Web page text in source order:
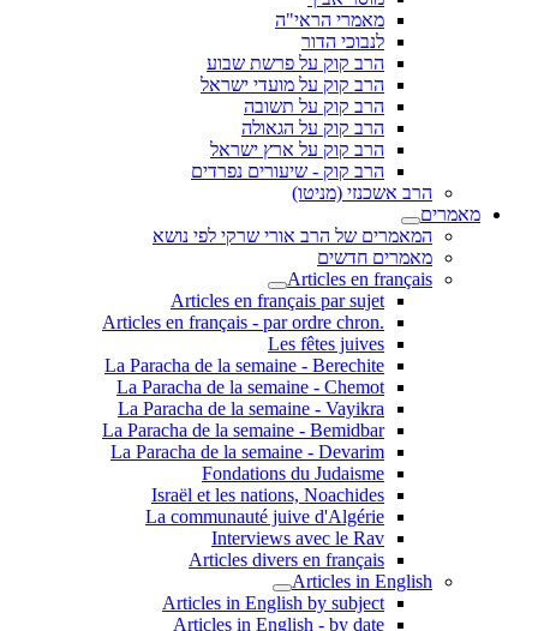
מאמרי הראי"ה
לנבוכי הדור
הרב קוק על פרשת שבוע
הרב קוק על מועדי ישראל
הרב קוק על תשובה
הרב קוק על הגאולה
הרב קוק על ארץ ישראל
הרב קוק - שיעורים נפרדים
הרב אשכנזי (מניטו)
מאמרים
המאמרים של הרב אורי שרקי לפי נושא
מאמרים חדשים
Articles en français
Articles en français par sujet
.Articles en français - par ordre chron
Les fêtes juives
La Paracha de la semaine - Berechite
La Paracha de la semaine - Chemot
La Paracha de la semaine - Vayikra
La Paracha de la semaine - Bemidbar
La Paracha de la semaine - Devarim
Fondations du Judaisme
Israël et les nations, Noachides
La communauté juive d'Algérie
Interviews avec le Rav
Articles divers en français
Articles in English
Articles in English by subject
Articles in English - by date